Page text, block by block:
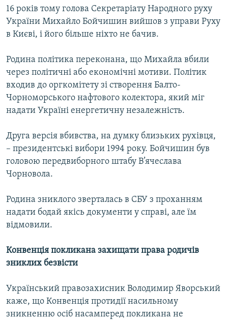
16 років тому голова Секретаріату Народного руху
України Михайло Бойчишин вийшов з управи Руху
в Києві, і його більше ніхто не бачив.
Родина політика переконана, що Михайла вбили
через політичні або економічні мотиви. Політик
входив до оргкомітету зі створення Балто-
Чорноморського нафтового колектора, який міг
надати Україні енергетичну незалежність.
Друга версія вбивства, на думку близьких рухівця,
– президентські вибори 1994 року. Бойчишин був
головою передвиборного штабу В’ячеслава
Чорновола.
Родина зниклого зверталась в СБУ з проханням
надати бодай якісь документи у справі, але їм
відмовили.
Конвенція покликана захищати права родичів
зниклих безвісти
Український правозахисник Володимир Яворський
каже, що Конвенція протидії насильному
зникненню осіб насамперед покликана не